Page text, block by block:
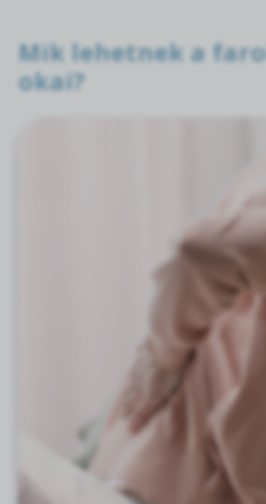
Mik lehetnek a
okai?